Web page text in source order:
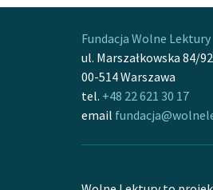
Fundacja Wolne Lektury
ul. Marszałkowska 84/
00-514 Warszawa
tel. +48 22 621 30 17
email